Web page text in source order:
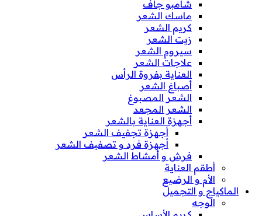
شامبو جاف
ماسك الشعر
كريم الشعر
زيت الشعر
سيروم الشعر
علاجات الشعر
العناية بفروة الرأس
أصباغ الشعر
الشعر المصبوغ
الشعر المجعد
أجهزة العناية بالشعر
أجهزة تجفيف الشعر
أجهزة فرد و تصفيف الشعر
فرش و أمشاط الشعر
أطقم العناية
الأم و الرضيع
الماكياج و التجميل
الوجه